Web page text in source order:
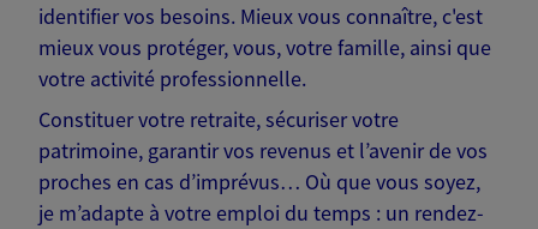
identifier vos besoins. Mieux vous connaître, c'est
mieux vous protéger, vous, votre famille, ainsi que
votre activité professionnelle.
Constituer votre retraite, sécuriser votre
patrimoine, garantir vos revenus et l’avenir de vos
proches en cas d’imprévus… Où que vous soyez,
je m’adapte à votre emploi du temps : un rendez-